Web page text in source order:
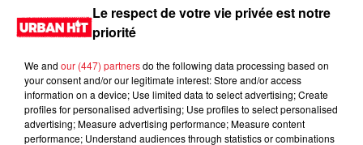
Le respect de votre vie privée est notre
priorité
We and our (447) partnersdo the following data processing based on
your consent and/or our legitimate interest: Store and/or access
information on a device; Use limited data to select advertising; Create
profiles for personalised advertising; Use profiles to select personalised
advertising; Measure advertising performance; Measure content
performance; Understand audiences through statistics or combinations